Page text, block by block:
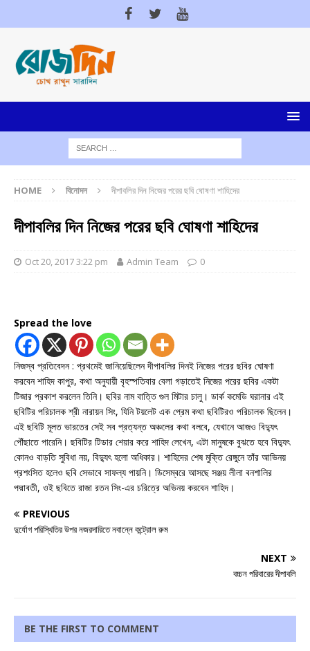
HOME বিনোদন দীপাবলির দিন নিজের পরের ছবি ঘোষণা শাহিদের
দীপাবলির দিন নিজের পরের ছবি ঘোষণা শাহিদের
Oct 20, 2017 3:22 pm Admin Team 0
Spread the love
নিজস্ব প্রতিবেদন : প্রথমেই জানিয়েছিলেন দীপাবলির দিনই নিজের পরের ছবির ঘোষণা
করবেন শাহিদ কাপুর, কথা অনুযায়ী বৃহস্পতিবার বেলা গড়াতেই নিজের পরের ছবির একটা
টিজার প্রকাশ করলেন তিনি। ছবির নাম বাত্তি গুল মিটার চালু। ডার্ক কমেডি ঘরানার এই
ছবিটির পরিচালক শ্রী নারায়ন সিং, যিনি টয়লেট এক প্রেম কথা ছবিটিরও পরিচালক ছিলেন।
এই ছবিটি মূলত ভারতের সেই সব প্রত্যন্ত অঞ্চলের কথা বলবে, যেখানে আজও বিদ্যুৎ
পৌঁছাতে পারেনি। ছবিটির টিডার শেয়ার করে শাহিদ লেখেন, এটা মানুষকে বুঝতে হবে বিদ্যুৎ
কোনও বাড়তি সুবিধা নয়, বিদ্যুৎ হলো অধিকার। শাহিদের শেষ মুক্তি রেঙ্গুনে তাঁর আভিনয়
প্রশংসিত হলেও ছবি সেভাবে সাফল্য পায়নি। ডিসেম্বরে আসছে সঞ্জয় লীলা বনশালির
পদ্মাবতী, ওই ছবিতে রাজা রতন সিং-এর চরিত্রে অভিনয় করবেন শাহিদ।
PREVIOUS
দুর্যোগ পরিস্থিতির উপর নজরদারিতে নবান্নে কন্ট্রোল রুম
NEXT
বচ্চন পরিবারের দীপাবলি
BE THE FIRST TO COMMENT